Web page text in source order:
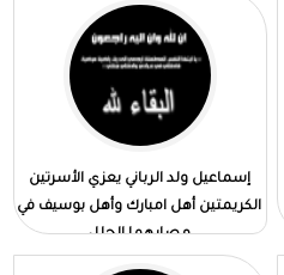
إسماعيل ولد الرباني يعزي الأسرتين
الكريمتين أهل امبارك وأهل بوسيف في
مصابهما الجلل